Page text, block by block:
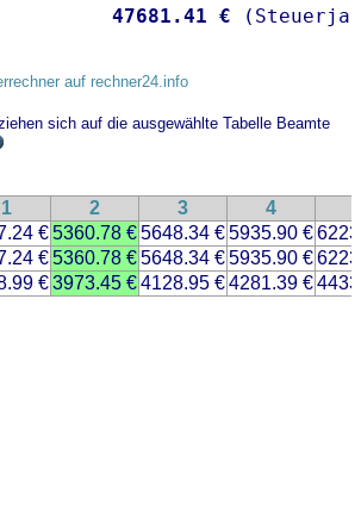
47681.41 €
auf rechner24.info
sich auf die ausgewählte Tabelle Beamte
1 2 3 4
€5360.78 €5648.34 €5935.90 €
€5360.78 €5648.34 €5935.90 €
€3973.45 €4128.95 €4281.39 €